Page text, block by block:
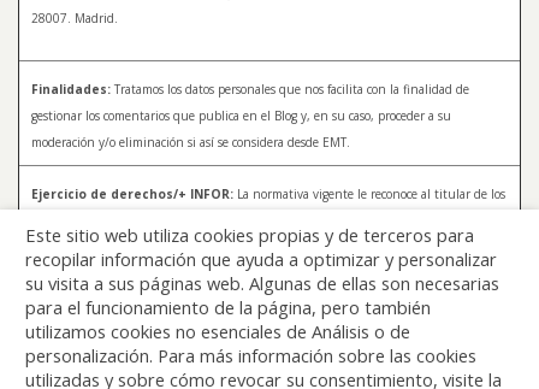
28007. Madrid.
Finalidades: Tratamos los datos personales que nos facilita con la finalidad de
gestionar los comentarios que publica en el Blog y, en su caso, proceder a su
moderación y/o eliminación si así se considera desde EMT.
Ejercicio de derechos/+ INFOR: La normativa vigente le reconoce al titular de los
rectificar y a solicitar la supresión de sus datos. Para más información sobre el
tratamiento de sus datos y la forma en que puede ejercer sus derechos, consulte la
Política de Privacidad de Blog EMT, disponible en:
blog.emtmadrid.es/politica-de-
privacidad
Este sitio web utiliza cookies propias y de terceros para
recopilar información que ayuda a optimizar y personalizar
su visita a sus páginas web. Algunas de ellas son necesarias
para el funcionamiento de la página, pero también
utilizamos cookies no esenciales de Análisis o de
personalización. Para más información sobre las cookies
utilizadas y sobre cómo revocar su consentimiento, visite la